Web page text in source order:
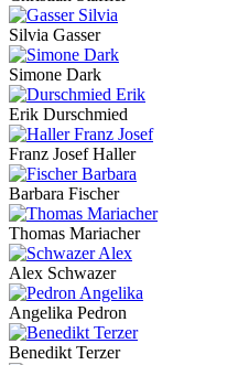
Silvia Gasser
Simone Dark
Erik Durschmied
Franz Josef Haller
Barbara Fischer
Thomas Mariacher
Alex Schwazer
Angelika Pedron
Benedikt Terzer